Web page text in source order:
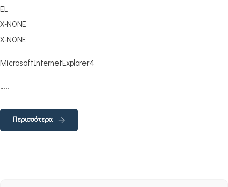
EL
X-NONE
X-NONE
MicrosoftInternetExplorer4
…..
Περισσότερα